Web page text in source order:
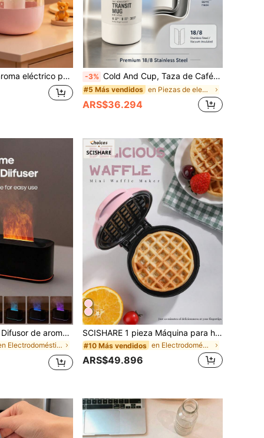
superior, adecuado para habitaciones grandes, pantalla digital, luz nocturna, 3 modos de niebla, apagado automático, funcionamiento silencioso -3% Cold And Cup, Taza de Café de Moda Botella de Agua de Viaje de Acero Inoxidable Aislada, Taza Reutilizable a Prueba de Fugas de Doble Pared Apta para Bebidas Calientes y Frías, Agua con Gas, Té de Frutas, Jugo, Regalo de Café
#5 Más vendidos en Piezas de electrodomésticos de cocina
ARS$36.294
kinscoter 1 pieza Difusor de aroma de llama mini USB de 220ml, humidificador de aire ultrasónico pequeño para dormitorio y hotel, difusor de aceites esenciales portátil con luz nocturna de colores, regalo de cumpleaños y Navidad
en Electrodomésticos ambientales
SCISHARE 1 pieza Máquina para hacer waffles mini de 4 pulgadas y 350W con enchufe de pared, hace waffles, hashbrowns y waffles keto de una sola porción, con revestimiento antiadherente de fácil limpieza
#10 Más vendidos en Electrodomésticos de cocina
ARS$49.896